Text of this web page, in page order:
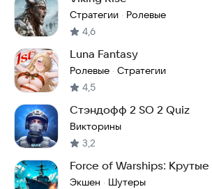
Стратегии · Ролевые
4,6
Luna Fantasy
Ролевые · Стратегии
4,5
Стэндофф 2 SO 2 Quiz
Викторины
3,2
Force of Warships: Крутые
и шутеры
Экшен · Шутеры